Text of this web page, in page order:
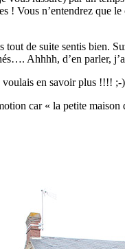
! Vous n’entendrez que
de suite sentis bien.
Ahhhh, d’en parler,
voulais en savoir plus !!!! ;-)
car « la petite